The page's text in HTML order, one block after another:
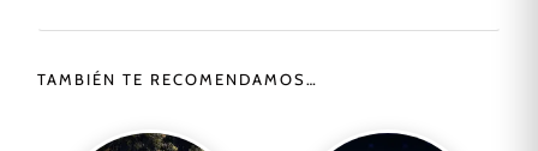
TAMBIÉN TE RECOMENDAMOS…